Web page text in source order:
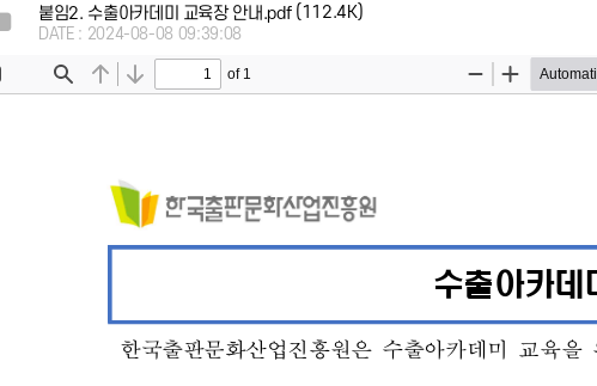
붙임2. 수출아카데미 교육장 안내.pdf(112.4K)
DATE : 2024-08-08 09:39:08